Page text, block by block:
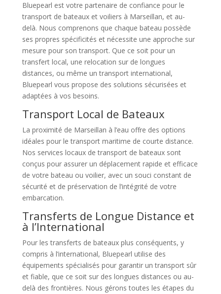
Bluepearl est votre partenaire de confiance pour le
transport de bateaux et voiliers à Marseillan, et au-
delà. Nous comprenons que chaque bateau possède
ses propres spécificités et nécessite une approche sur
mesure pour son transport. Que ce soit pour un
transfert local, une relocation sur de longues
distances, ou même un transport international,
Bluepearl vous propose des solutions sécurisées et
adaptées à vos besoins.
Transport Local de Bateaux
La proximité de Marseillan à l’eau offre des options
idéales pour le transport maritime de courte distance.
Nos services locaux de transport de bateaux sont
conçus pour assurer un déplacement rapide et efficace
de votre bateau ou voilier, avec un souci constant de
sécurité et de préservation de l’intégrité de votre
embarcation.
Transferts de Longue Distance et
à l’International
Pour les transferts de bateaux plus conséquents, y
compris à l’international, Bluepearl utilise des
équipements spécialisés pour garantir un transport sûr
et fiable, que ce soit sur des longues distances ou au-
delà des frontières. Nous gérons toutes les étapes du